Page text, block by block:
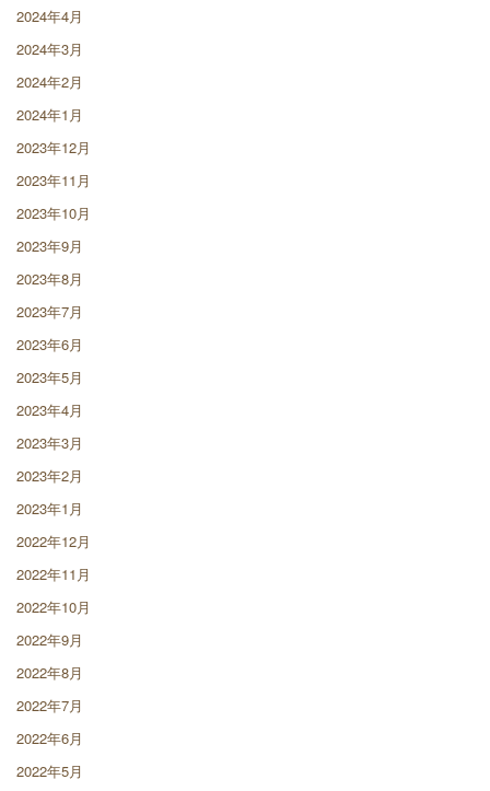
2024年4月
2024年3月
2024年2月
2024年1月
2023年12月
2023年11月
2023年10月
2023年9月
2023年8月
2023年7月
2023年6月
2023年5月
2023年4月
2023年3月
2023年2月
2023年1月
2022年12月
2022年11月
2022年10月
2022年9月
2022年8月
2022年7月
2022年6月
2022年5月